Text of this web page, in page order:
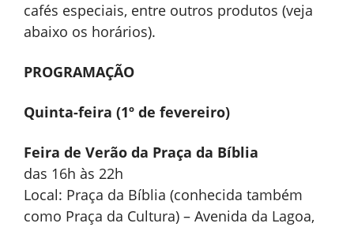
cafés especiais, entre outros produtos (veja
abaixo os horários).
PROGRAMAÇÃO
Quinta-feira (1º de fevereiro)
Feira de Verão da Praça da Bíblia
das 16h às 22h
Local: Praça da Bíblia (conhecida também
como Praça da Cultura) – Avenida da Lagoa,